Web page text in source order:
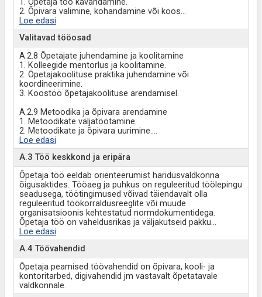
1. Õpetaja töö kavandamine.
2. Õpivara valimine, kohandamine või koos...
Loe edasi
Valitavad tööosad
A.2.8 Õpetajate juhendamine ja koolitamine
1. Kolleegide mentorlus ja koolitamine.
2. Õpetajakoolituse praktika juhendamine või
koordineerimine.
3. Koostöö õpetajakoolituse arendamisel.
A.2.9 Metoodika ja õpivara arendamine
1. Metoodikate väljatöötamine.
2. Metoodikate ja õpivara uurimine....
Loe edasi
A.3 Töö keskkond ja eripära
Õpetaja töö eeldab orienteerumist haridusvaldkonna
õigusaktides. Tööaeg ja puhkus on reguleeritud töölepingu
seadusega, töötingimused võivad täiendavalt olla
reguleeritud töökorraldusreeglite või muude
organisatsioonis kehtestatud normdokumentidega.
Õpetaja töö on vaheldusrikas ja väljakutseid pakku...
Loe edasi
A.4 Töövahendid
Õpetaja peamised töövahendid on õpivara, kooli- ja
kontoritarbed, digivahendid jm vastavalt õpetatavale
valdkonnale.